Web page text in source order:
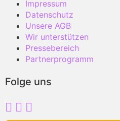
Impressum
Datenschutz
Unsere AGB
Wir unterstützen
Pressebereich
Partnerprogramm
Folge uns